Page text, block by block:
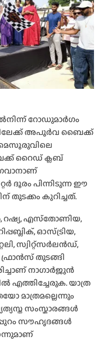
റോഡുമാർഗം
അപൂർവ ബൈക്ക്
റൈഡ് ക്ലബ്
ദൂരം പിന്നിടുന്ന ഈ
കുറിച്ചത്.
റഷ്യ, എസ്‌തോണിയ,
ഓസ്ട്രിയ,
സ്വിറ്റ്‌സർലൻഡ്,
തുടങ്ങി
നാഗാർജുൻ
എത്തിച്ചേരുക. യാത്ര
മാത്രമല്ലെന്നും
സംസ്കാരങ്ങൾ
സൗഹൃദങ്ങൾ